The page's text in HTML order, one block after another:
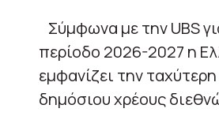
Σύμφωνα με την UBS
περίοδο 2026-2027 η
εμφανίζει την
δημόσιου χρέους